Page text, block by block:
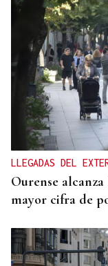
ÁLBUM DE FOTOS
Galería | Mario
España,
el Foro La
LLEGADAS DEL
Ourense alcanza
mayor cifra de